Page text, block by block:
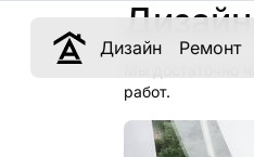
Дизайн Ремонт
Дизайн
работ.